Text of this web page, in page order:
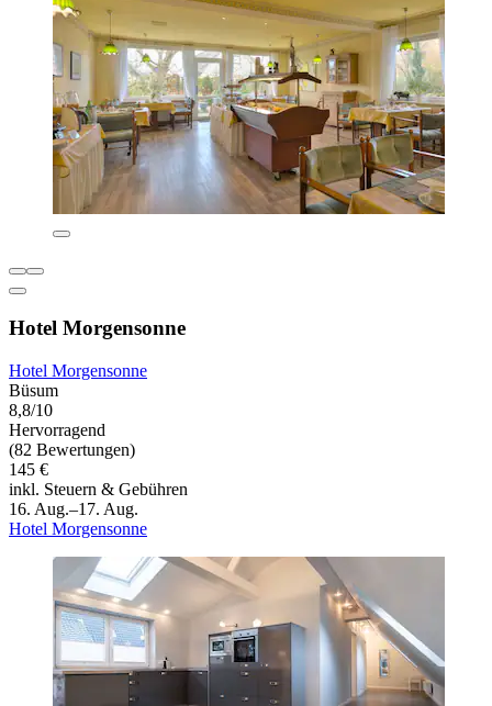
Hotel Morgensonne
Hotel Morgensonne
Büsum
8,8/10
Hervorragend
(82 Bewertungen)
145 €
inkl. Steuern & Gebühren
16. Aug.–17. Aug.
Hotel Morgensonne